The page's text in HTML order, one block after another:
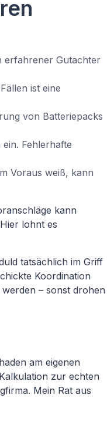
erfahrener Gutachter
ist eine
von Batteriepacks
Fehlerhafte
Voraus weiß, kann
kann
lohnt es
tatsächlich im Griff
Koordination
– sonst drohen
am eigenen
zur echten
Mein Rat aus